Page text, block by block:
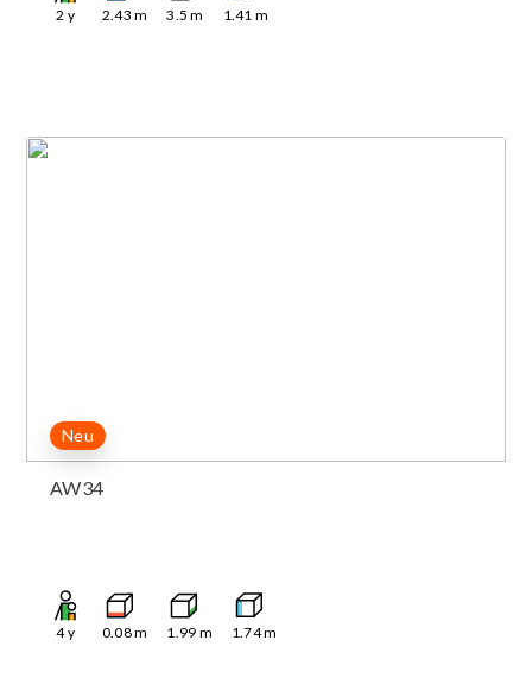
2 y 2.43 m 3.5 m 1.41 m
Neu
AW34
4y 0.08m 1.99 m 1.74m